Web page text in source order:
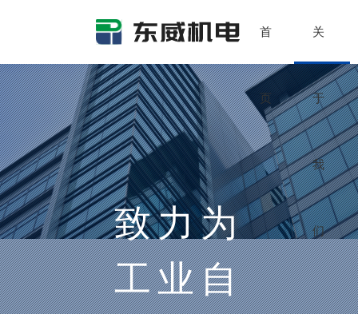
首
页
关
于
我
们
致力为
工业自